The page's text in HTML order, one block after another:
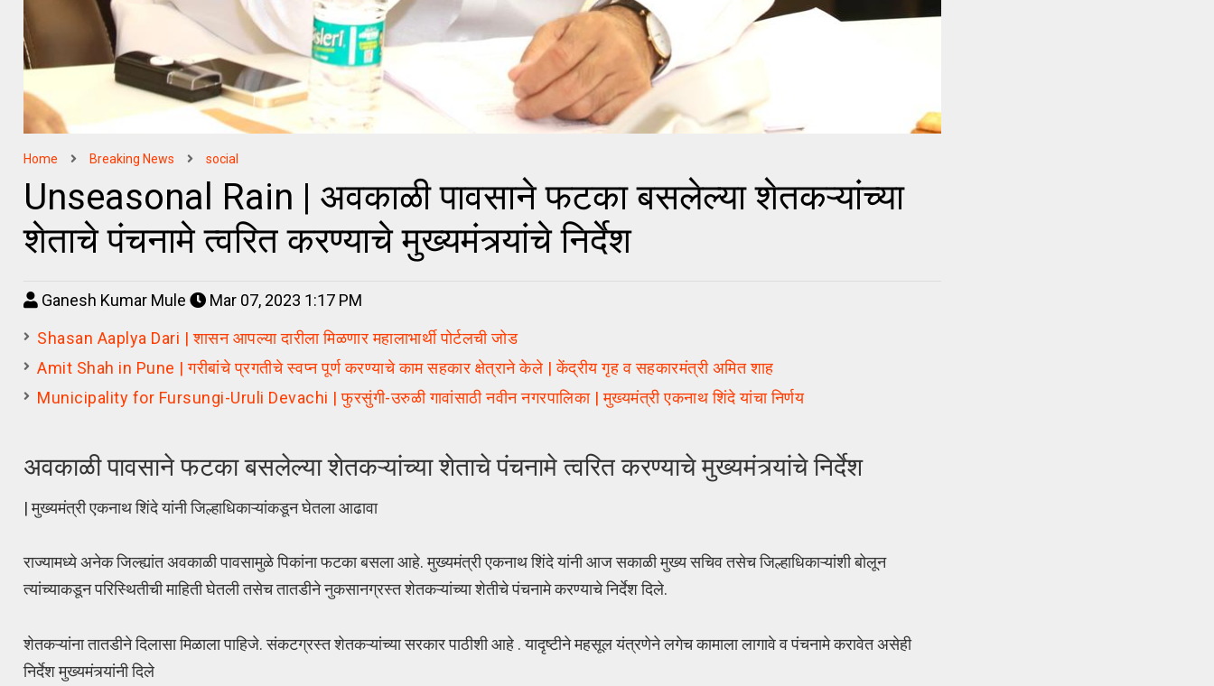
Home Breaking News social
Unseasonal Rain | अवकाळी पावसाने फटका बसलेल्या शेतकऱ्यांच्या
शेताचे पंचनामे त्वरित करण्याचे मुख्यमंत्र्यांचे निर्देश
Ganesh Kumar Mule
Mar 07, 2023 1:17 PM
Shasan Aaplya Dari | शासन आपल्या दारीला मिळणार महालाभार्थी पोर्टलची जोड
Amit Shah in Pune | गरीबांचे प्रगतीचे स्वप्न पूर्ण करण्याचे काम सहकार क्षेत्राने केले | केंद्रीय गृह व सहकारमंत्री अमित शाह
Municipality for Fursungi-Uruli Devachi | फुरसुंगी-उरुळी गावांसाठी नवीन नगरपालिका | मुख्यमंत्री एकनाथ शिंदे यांचा निर्णय
अवकाळी पावसाने फटका बसलेल्या शेतकऱ्यांच्या शेताचे पंचनामे त्वरित करण्याचे मुख्यमंत्र्यांचे निर्देश
| मुख्यमंत्री एकनाथ शिंदे यांनी जिल्हाधिकाऱ्यांकडून घेतला आढावा
राज्यामध्ये अनेक जिल्ह्यांत अवकाळी पावसामुळे पिकांना फटका बसला आहे. मुख्यमंत्री एकनाथ शिंदे यांनी आज सकाळी मुख्य सचिव तसेच जिल्हाधिकाऱ्यांशी बोलून
त्यांच्याकडून परिस्थितीची माहिती घेतली तसेच तातडीने नुकसानग्रस्त शेतकऱ्यांच्या शेतीचे पंचनामे करण्याचे निर्देश दिले.
शेतकऱ्यांना तातडीने दिलासा मिळाला पाहिजे. संकटग्रस्त शेतकऱ्यांच्या सरकार पाठीशी आहे . यादृष्टीने महसूल यंत्रणेने लगेच कामाला लागावे व पंचनामे करावेत असेही
निर्देश मुख्यमंत्र्यांनी दिले